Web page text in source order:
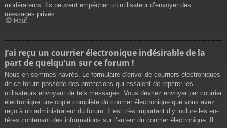
modérateurs. Ils peuvent empêcher un utilisateur d’envoyer des
messages privés.
Haut
J’ai reçu un courrier électronique indésirable de la
part de quelqu’un sur ce forum !
Nous en sommes navrés. Le formulaire d’envoi de courriers électroniques
de ce forum possède des protections qui essaient de repérer les
utilisateurs envoyant de tels messages. Vous devriez envoyer par courrier
électronique une copie complète du courrier électronique que vous avez
reçu à un administrateur du forum. Il est très important d’y inclure les en-
têtes contenant des informations sur l’auteur du courrier électronique. Il